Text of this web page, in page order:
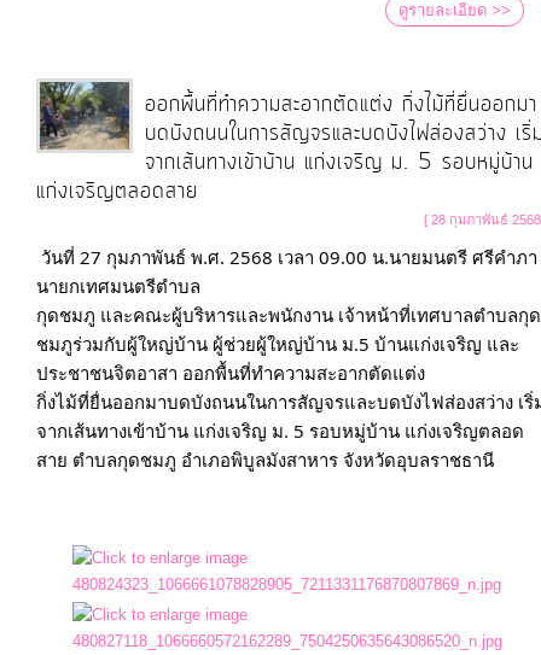
ดูรายละเอียด >>
ออกพื้นที่ทำความสะอากตัดแต่ง กิ่งไม้ที่ยื่นออกมา
บดบังถนนในการสัญจรและบดบังไฟส่องสว่าง เริ่
จากเส้นทางเข้าบ้าน แก่งเจริญ ม. 5 รอบหมู่บ้าน
แก่งเจริญตลอดสาย
[ 28 กุมภาพันธ์
วันที่ 27 กุมภาพันธ์ พ.ศ. 2568 เวลา 09.00 น.นายมนตรี ศรีคำภา
นายกเทศมนตรีตำบล
กุดชมภู และคณะผู้บริหารและพนักงาน เจ้าหน้าที่เทศบาลตำบลกุด
ชมภูร่วมกับผู้ใหญ่บ้าน ผู้ช่วยผู้ใหญ่บ้าน ม.5 บ้านแก่งเจริญ และ
ประชาชนจิตอาสา ออกพื้นที่ทำความสะอากตัดแต่ง
กิ่งไม้ที่ยื่นออกมาบดบังถนนในการสัญจรและบดบังไฟส่องสว่าง เริ่
จากเส้นทางเข้าบ้าน แก่งเจริญ ม. 5 รอบหมู่บ้าน แก่งเจริญตลอด
สาย ตำบลกุดชมภู อำเภอพิบูลมังสาหาร จังหวัดอุบลราชธานี